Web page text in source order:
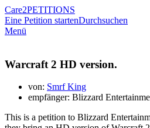
Care2PETITIONS
Eine Petition startenDurchsuchen
Menü
Warcraft 2 HD version.
von: Smrf King
empfänger: Blizzard
This is a petition to Blizzard